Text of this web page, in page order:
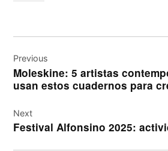
de
entradas
Previous
Moleskine: 5 artistas
usan estos cuadernos para
Next
Festival Alfonsino 2025: